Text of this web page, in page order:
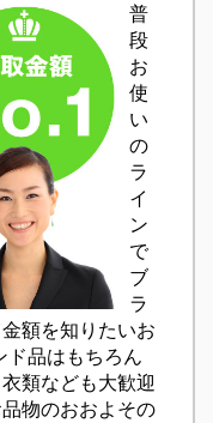
普
段
お
使
い
の
ラ
イ
ン
で
ブ
ラ
額を知りたいお
ド品はもちろん
類なども大歓迎
物のおおよその